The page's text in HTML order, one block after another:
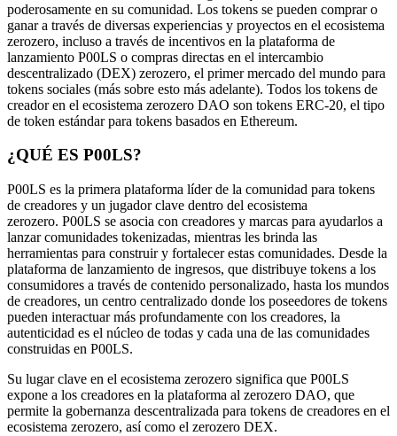
poderosamente en su comunidad. Los tokens se pueden comprar o
ganar a través de diversas experiencias y proyectos en el ecosistema
zerozero, incluso a través de incentivos en la plataforma de
lanzamiento P00LS o compras directas en el intercambio
descentralizado (DEX) zerozero, el primer mercado del mundo para
tokens sociales (más sobre esto más adelante). Todos los tokens de
creador en el ecosistema zerozero DAO son tokens ERC-20, el tipo
de token estándar para tokens basados ​​en Ethereum.
¿QUÉ ES P00LS?
P00LS es la primera plataforma líder de la comunidad para tokens
de creadores y un jugador clave dentro del ecosistema
zerozero. P00LS se asocia con creadores y marcas para ayudarlos a
lanzar comunidades tokenizadas, mientras les brinda las
herramientas para construir y fortalecer estas comunidades. Desde la
plataforma de lanzamiento de ingresos, que distribuye tokens a los
consumidores a través de contenido personalizado, hasta los mundos
de creadores, un centro centralizado donde los poseedores de tokens
pueden interactuar más profundamente con los creadores, la
autenticidad es el núcleo de todas y cada una de las comunidades
construidas en P00LS.
Su lugar clave en el ecosistema zerozero significa que P00LS
expone a los creadores en la plataforma al zerozero DAO, que
permite la gobernanza descentralizada para tokens de creadores en el
ecosistema zerozero, así como el zerozero DEX.